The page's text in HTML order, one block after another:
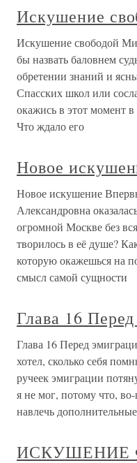
Искушение
Искушение свободой
бы назвать баловнем
обретении знаний и
Спасских школ или
окажись в этот момент
Что ждало его
Новое
Новое искушение
Александровна
огромной Москве без
творилось в её душе?
которую окажешься на
смысл самой сущности
Глава 16
Глава 16 Перед
хотел, сколько себя
ручеек эмиграции
я не мог, потому что,
навлечь
ИСКУШЕНИЕ